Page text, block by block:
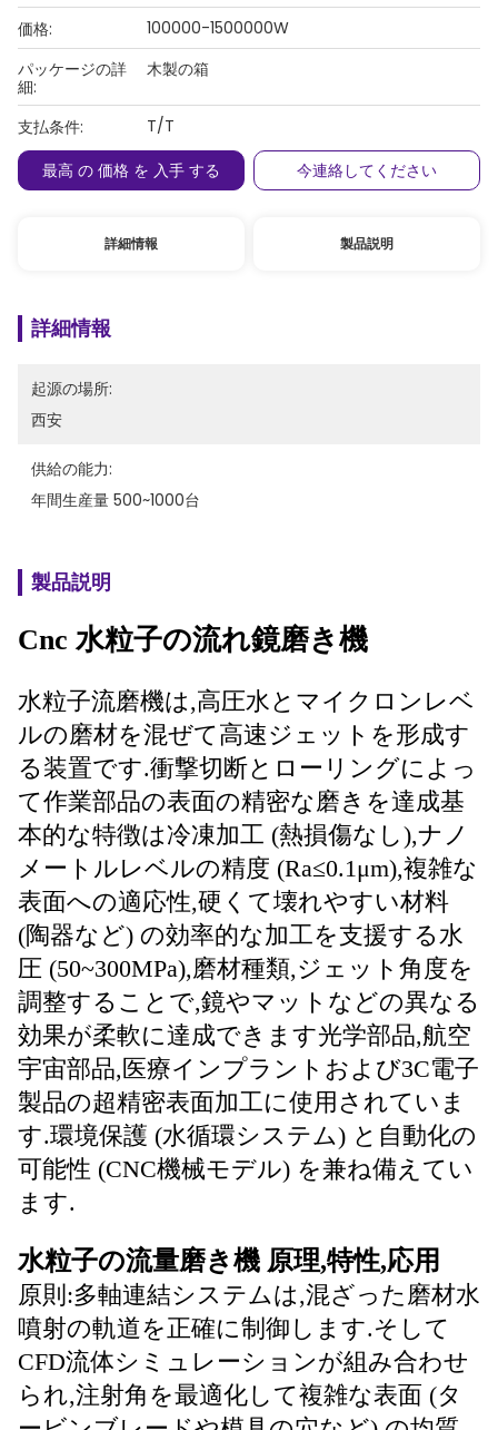
価格:
100000-1500000W
パッケージの詳
細:
木製の箱
支払条件:
T/T
最高 の 価格 を 入手 する
今連絡してください
詳細情報 製品説明
詳細情報
起源の場所:
西安
供給の能力:
年間生産量 500~1000台
製品説明
Cnc 水粒子の流れ鏡磨き機
水粒子流磨機は,高圧水とマイクロンレベ
ルの磨材を混ぜて高速ジェットを形成す
る装置です.衝撃切断とローリングによっ
て作業部品の表面の精密な磨きを達成基
本的な特徴は冷凍加工 (熱損傷なし),ナノ
メートルレベルの精度 (Ra≤0.1μm),複雑な
表面への適応性,硬くて壊れやすい材料
(陶器など) の効率的な加工を支援する水
圧 (50~300MPa),磨材種類,ジェット角度を
調整することで,鏡やマットなどの異なる
効果が柔軟に達成できます光学部品,航空
宇宙部品,医療インプラントおよび3C電子
製品の超精密表面加工に使用されていま
す.環境保護 (水循環システム) と自動化の
可能性 (CNC機械モデル) を兼ね備えてい
ます.
水粒子の流量磨き機 原理,特性,応用
原則:多軸連結システムは,混ざった磨材水
噴射の軌道を正確に制御します.そして
CFD流体シミュレーションが組み合わせ
られ,注射角を最適化して複雑な表面 (タ